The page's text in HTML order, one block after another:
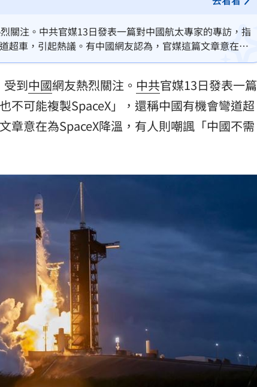
關注。中共官媒13日發表一篇對中國航太專家的專訪，指
超車，引起熱議。有中國網友認為，官媒這篇文章意在為
。
受到中國網友熱烈關注。 中共官媒13日發表一篇
不可能複製SpaceX」，還稱中國有機會彎道超
章意在為SpaceX降溫，有人則嘲諷「中國不需